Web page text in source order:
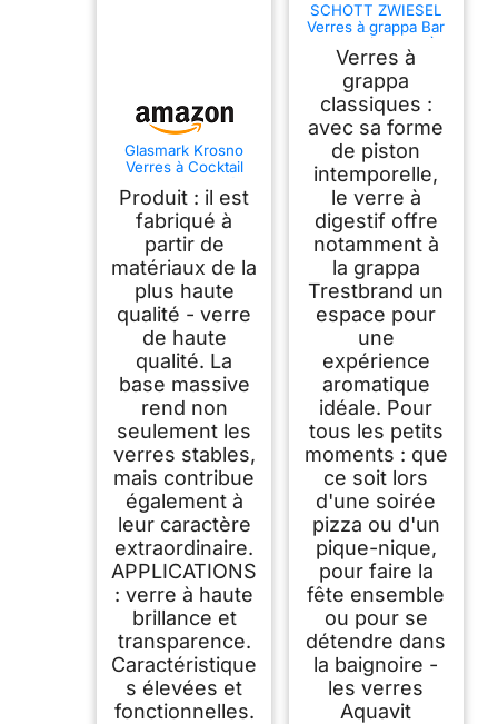
Glasmark Krosno
Verres à Cocktail
Eau Smoothie
Dessert Passe Au
Lave-Vaisselle
Transparent 6 x 420
ml
Produit : il est
fabriqué à
partir de
matériaux de la
plus haute
qualité - verre
de haute
qualité. La
base massive
rend non
seulement les
verres stables,
mais contribue
également à
leur caractère
extraordinaire.
APPLICATIONS
: verre à haute
brillance et
transparence.
Caractéristique
s élevées et
fonctionnelles.
SCHOTT ZWIESEL
Verres à grappa Bar
Special (set de 6),
verres à schnaps
classiques avec
pied, verres en
cristal Tritan
résistant au lave-
vaisselle, fabriqué
en Allemagne (art.
n° 120518)
Verres à
grappa
classiques :
avec sa forme
de piston
intemporelle,
le verre à
digestif offre
notamment à
la grappa
Trestbrand un
espace pour
une
expérience
aromatique
idéale. Pour
tous les petits
moments : que
ce soit lors
d'une soirée
pizza ou d'un
pique-nique,
pour faire la
fête ensemble
ou pour se
détendre dans
la baignoire -
les verres
Aquavit